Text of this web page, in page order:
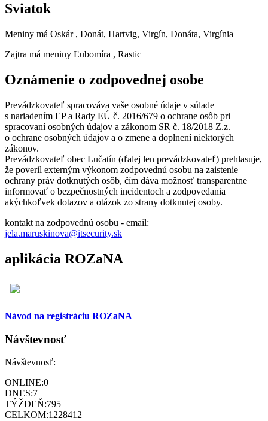
Sviatok
Meniny má Oskár , Donát, Hartvig, Virgín, Donáta, Virgínia
Zajtra má meniny Ľubomíra , Rastic
Oznámenie o zodpovednej osobe
Prevádzkovateľ spracováva vaše osobné údaje v súlade
s nariadením EP a Rady EÚ č. 2016/679 o ochrane osôb pri
spracovaní osobných údajov a zákonom SR č. 18/2018 Z.z.
o ochrane osobných údajov a o zmene a doplnení niektorých
zákonov.
Prevádzkovateľ obec Lučatín (ďalej len prevádzkovateľ) prehlasuje,
že poveril externým výkonom zodpovednú osobu na zaistenie
ochrany práv dotknutých osôb, čím dáva možnosť transparentne
informovať o bezpečnostných incidentoch a zodpovedania
akýchkoľvek dotazov a otázok zo strany dotknutej osoby.
kontakt na zodpovednú osobu - email:
jela.maruskinova@itsecurity.sk
aplikácia ROZaNA
Návod na registráciu ROZaNA
Návštevnosť
Návštevnosť:
ONLINE:0
DNES:7
TÝŽDEŇ:795
CELKOM:1228412